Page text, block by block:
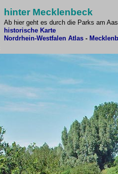
hinter Mecklenbeck
Ab hier geht es durch die Parks am
historische Karte
Nordrhein-Westfalen Atlas -